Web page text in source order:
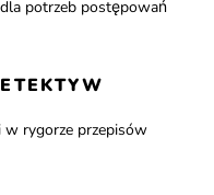
potrzeb postępowań
w rygorze przepisów